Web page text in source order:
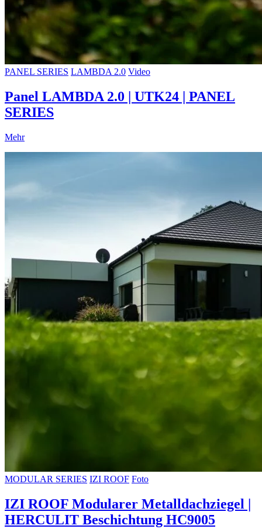
PANEL SERIES LAMBDA 2.0 Video
Panel LAMBDA 2.0 | UTK24 | PANEL
SERIES
Mehr
MODULAR SERIES IZI ROOF Foto
IZI ROOF Modularer Metalldachziegel |
HERCULIT Beschichtung HC9005